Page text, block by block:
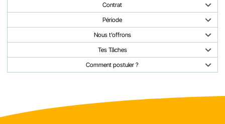
Contrat
Période
Nous t’offrons
Tes Tâches
Comment postuler ?